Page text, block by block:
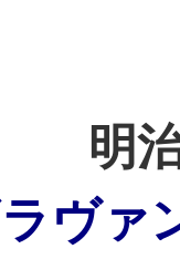
明
ヴ